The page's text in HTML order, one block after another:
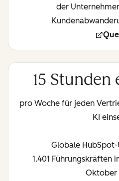
der
15 Stunden
pro Woche für jeden
KI
Globale
1.401 Führungskräften
Oktober